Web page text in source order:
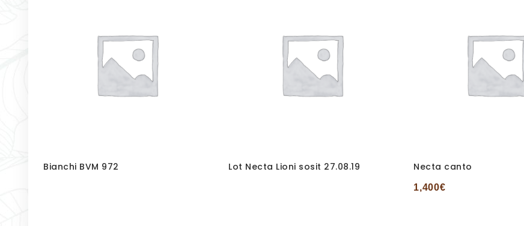
Bianchi BVM 972 Lot Necta Lioni sosit 27.08.19 Necta canto
1,400€